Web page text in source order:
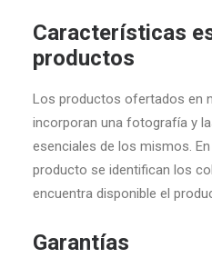
Características
productos
Los productos ofertados en
incorporan una fotografía y
esenciales de los mismos.
producto se identifican los
encuentra disponible el
Garantías